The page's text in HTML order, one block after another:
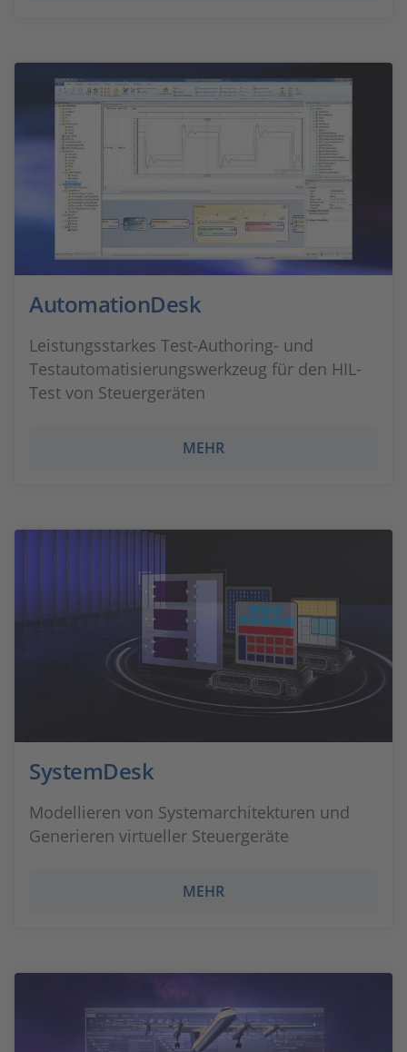
AutomationDesk
Leistungsstarkes Test-Authoring- und
Testautomatisierungswerkzeug für den HIL-
Test von Steuergeräten
MEHR
SystemDesk
Modellieren von Systemarchitekturen und
Generieren virtueller Steuergeräte
MEHR